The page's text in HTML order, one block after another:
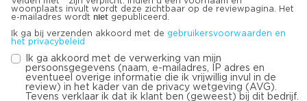
woonplaats invult wordt deze zichtbaar op de reviewpagina. Het
e-mailadres wordt niet gepubliceerd.
Ik ga bij verzenden akkoord met de gebruikersvoorwaarden en
het privacybeleid
Ik ga akkoord met de verwerking van mijn
persoonsgegevens (naam, e-mailadres, IP adres en
eventueel overige informatie die ik vrijwillig invul in de
review) in het kader van de privacy wetgeving (AVG).
Tevens verklaar ik dat ik klant ben (geweest) bij dit bedrijf.